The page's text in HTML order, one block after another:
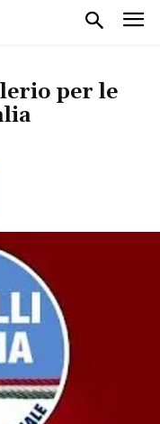
per le